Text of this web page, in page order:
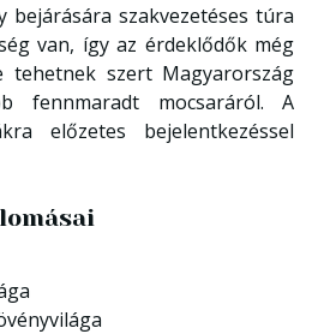
bejárására szakvezetéses túra
van, így az érdeklődők még
tehetnek szert Magyarország
fennmaradt mocsaráról. A
előzetes bejelentkezéssel